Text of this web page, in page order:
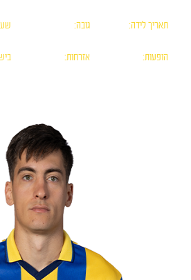
חדשות
תאריך לידה: גובה:
הופעות: אזרחות: